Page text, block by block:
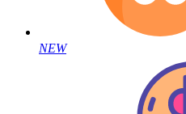
NEW